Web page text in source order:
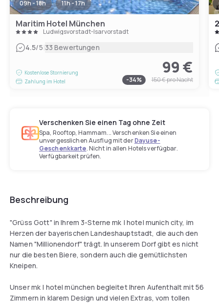
09h - 18h 11h - 17h
Maritim Hotel München
Ludwigsvorstadt-Isarvorstadt
4.5/5|33 Bewertungen
Kostenlose Stornierung
Zahlung im Hotel
99 €
-34% 150 €pro Nacht
Verschenken Sie einen Tag ohne Zeit
Spa, Rooftop, Hammam... Verschenken Sie einen
unvergesslichen Ausflug mit derDayuse-
Geschenkkarte. Nicht in allen Hotels verfügbar.
Verfügbarkeit prüfen.
Beschreibung
"Grüss Gott" in Ihrem 3-Sterne mk | hotel munich city, im
Herzen der bayerischen Landeshauptstadt, die auch den
Namen "Millionendorf" trägt. In unserem Dorf gibt es nicht
nur die besten Biere, sondern auch die gemütlichsten
Kneipen.
Unser mk | hotel münchen begleitet Ihren Aufenthalt mit 56
Zimmern in klarem Design und vielen Extras, vom tollen